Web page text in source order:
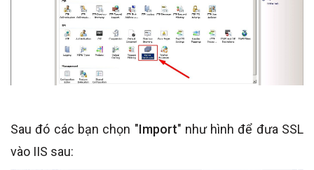
Sau đó các bạn chọn "Import" như hình để đưa SSL
vào IIS sau: